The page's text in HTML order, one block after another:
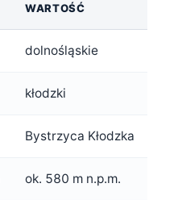
WARTOŚĆ
dolnośląskie
kłodzki
Bystrzyca Kłodzka
ok. 580 m n.p.m.